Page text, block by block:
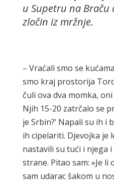
u Supetru na Braču
zločin iz mržnje.
– Vraćali smo se
smo kraj prostorija
čuli ova dva momka,
Njih 15-20 zatrčalo se
je Srbin?’ Napali su ih i
ih cipelariti. Djevojka je
nastavili su tući i njega i
strane. Pitao sam: »Je
sam udarac šakom u